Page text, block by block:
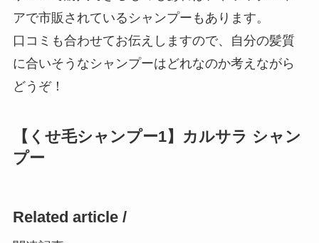
アで市販されているシャンプーもあります。
口コミも合わせてお伝えしますので、自分の髪質
に合いそうなシャンプーはどれなのか考えながら
どうぞ！
【くせ毛シャンプー1】カルサラ シャン
プー
Related article /